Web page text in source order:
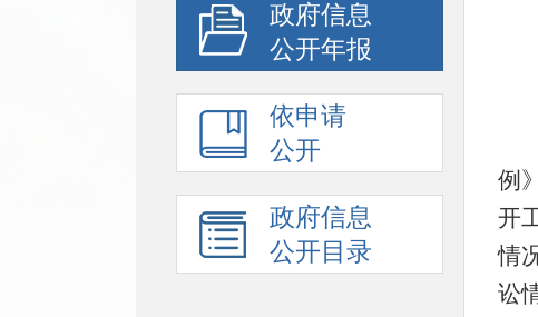
政府信息
公开年报
依申请
公开
政府信息
公开目录
例
开
情
讼